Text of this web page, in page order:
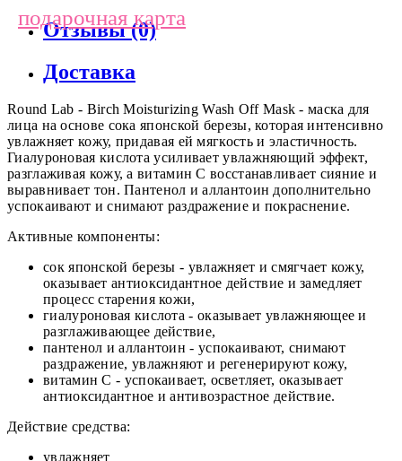
подарочная карта
Отзывы (0)
Доставка
Round Lab - Birch Moisturizing Wash Off Mask - маска для
лица на основе сока японской березы, которая интенсивно
увлажняет кожу, придавая ей мягкость и эластичность.
Гиалуроновая кислота усиливает увлажняющий эффект,
разглаживая кожу, а витамин С восстанавливает сияние и
выравнивает тон. Пантенол и аллантоин дополнительно
успокаивают и снимают раздражение и покраснение.
Активные компоненты:
сок японской березы - увлажняет и смягчает кожу,
оказывает антиоксидантное действие и замедляет
процесс старения кожи,
гиалуроновая кислота - оказывает увлажняющее и
разглаживающее действие,
пантенол и аллантоин - успокаивают, снимают
раздражение, увлажняют и регенерируют кожу,
витамин С - успокаивает, осветляет, оказывает
антиоксидантное и антивозрастное действие.
Действие средства:
увлажняет